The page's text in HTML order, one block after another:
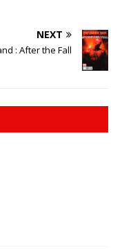
NEXT
: After the Fall